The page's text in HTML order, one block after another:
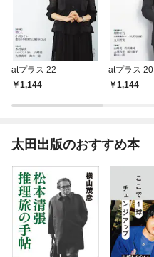
atプラス 22
1,144
atプラス 20
1,144
太田出版のおすすめ本